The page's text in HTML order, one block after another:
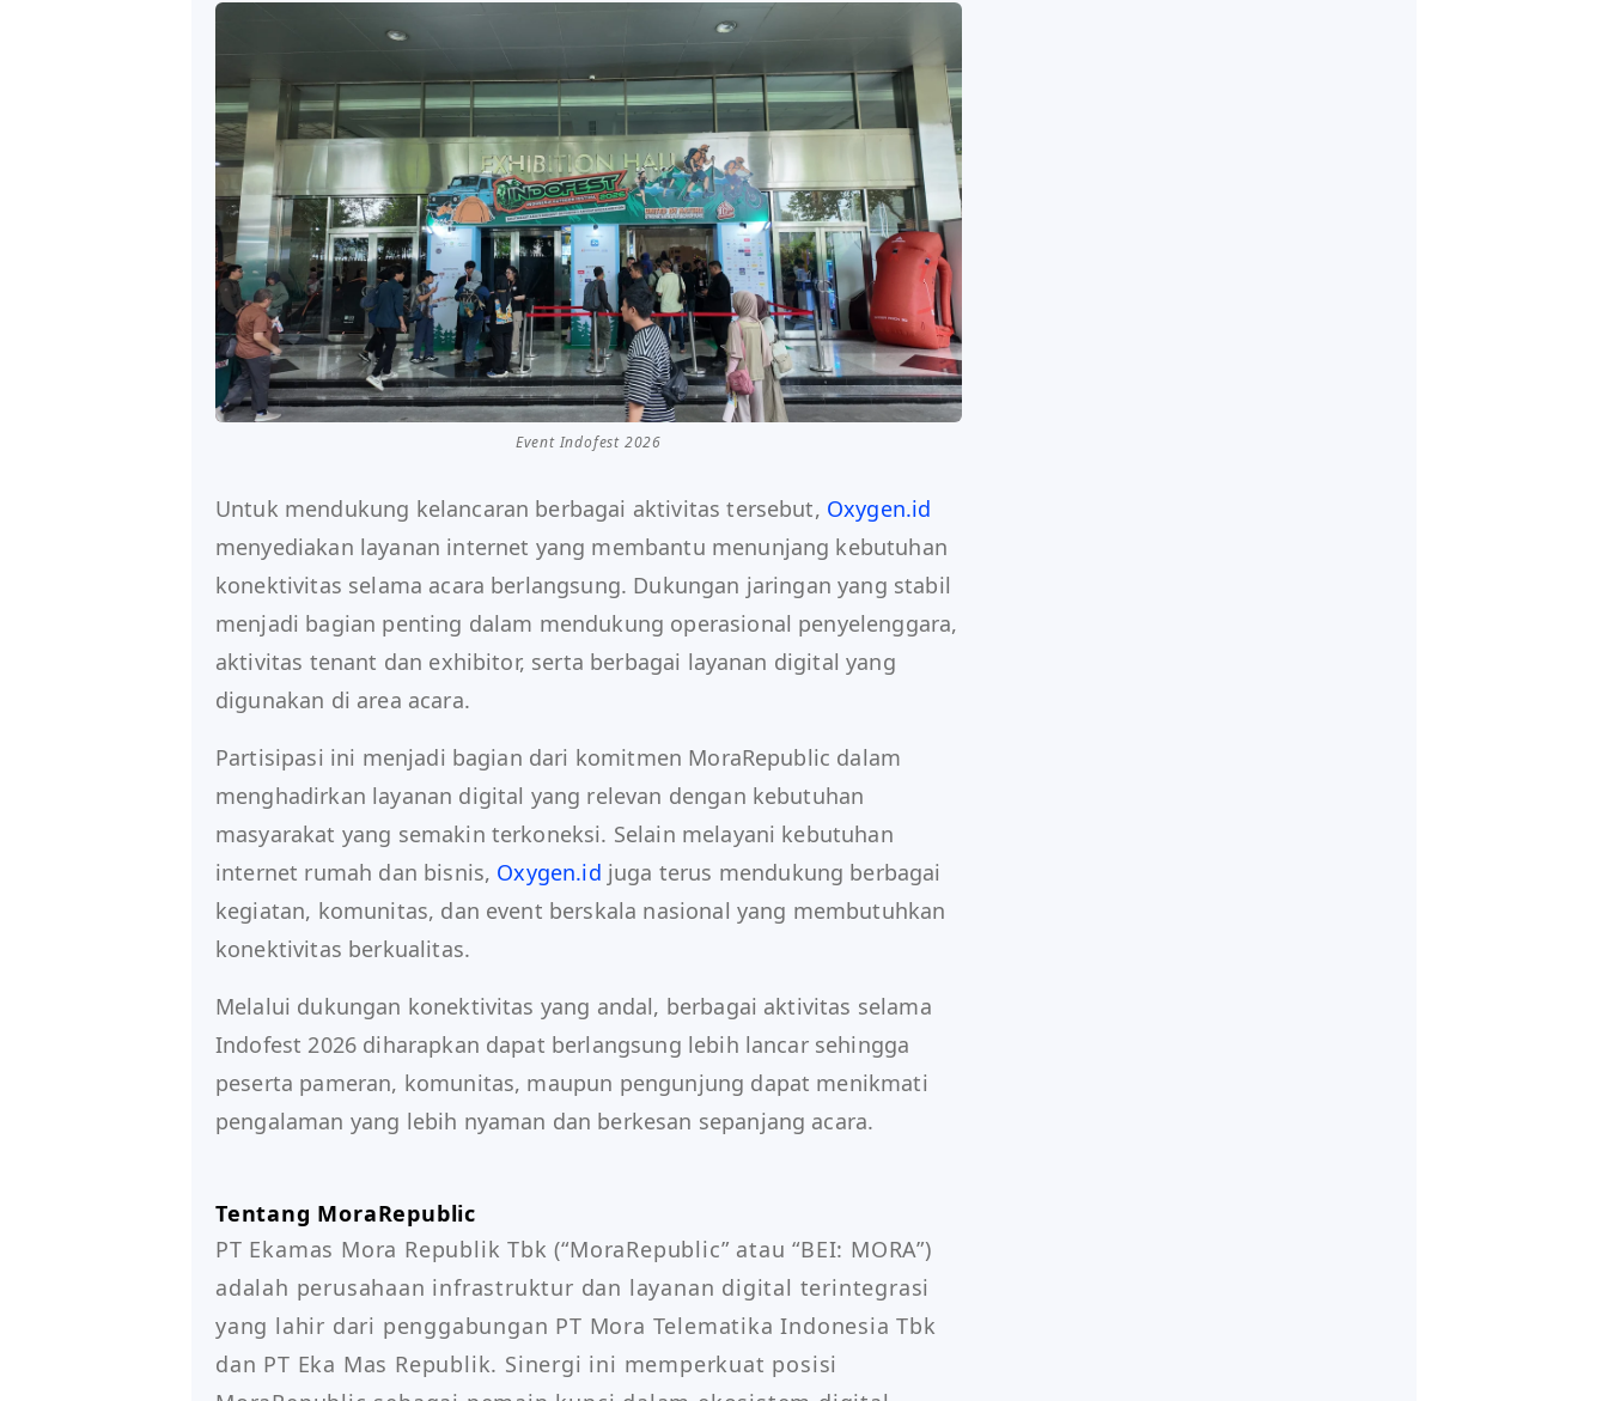
Event Indofest 2026
Untuk mendukung kelancaran berbagai aktivitas tersebut, Oxygen.id
menyediakan layanan internet yang membantu menunjang kebutuhan
konektivitas selama acara berlangsung. Dukungan jaringan yang stabil
menjadi bagian penting dalam mendukung operasional penyelenggara,
aktivitas tenant dan exhibitor, serta berbagai layanan digital yang
digunakan di area acara.
Partisipasi ini menjadi bagian dari komitmen MoraRepublic dalam
menghadirkan layanan digital yang relevan dengan kebutuhan
masyarakat yang semakin terkoneksi. Selain melayani kebutuhan
internet rumah dan bisnis, Oxygen.id juga terus mendukung berbagai
kegiatan, komunitas, dan event berskala nasional yang membutuhkan
konektivitas berkualitas.
Melalui dukungan konektivitas yang andal, berbagai aktivitas selama
Indofest 2026 diharapkan dapat berlangsung lebih lancar sehingga
peserta pameran, komunitas, maupun pengunjung dapat menikmati
pengalaman yang lebih nyaman dan berkesan sepanjang acara.
Tentang MoraRepublic
PT Ekamas Mora Republik Tbk (“MoraRepublic” atau “BEI: MORA”)
adalah perusahaan infrastruktur dan layanan digital terintegrasi
yang lahir dari penggabungan PT Mora Telematika Indonesia Tbk
dan PT Eka Mas Republik. Sinergi ini memperkuat posisi